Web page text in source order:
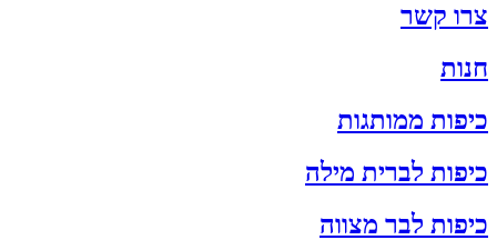
צרו קשר
חנות
כיפות ממותגות
כיפות לברית מילה
כיפות לבר מצווה